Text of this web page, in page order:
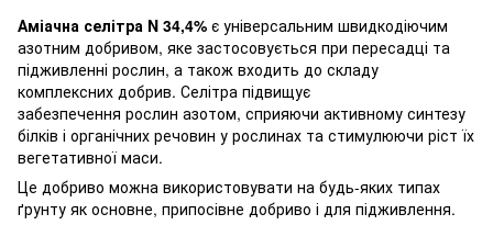
Аміачна селітра N 34,4% є універсальним швидкодіючим
азотним добривом, яке застосовується при пересадці та
підживленні рослин, а також входить до складу
комплексних добрив. Селітра підвищує
забезпечення рослин азотом, сприяючи активному синтезу
білків і органічних речовин у рослинах та стимулюючи ріст їх
вегетативної маси.
Це добриво можна використовувати на будь-яких типах
ґрунту як основне, припосівне добриво і для підживлення.